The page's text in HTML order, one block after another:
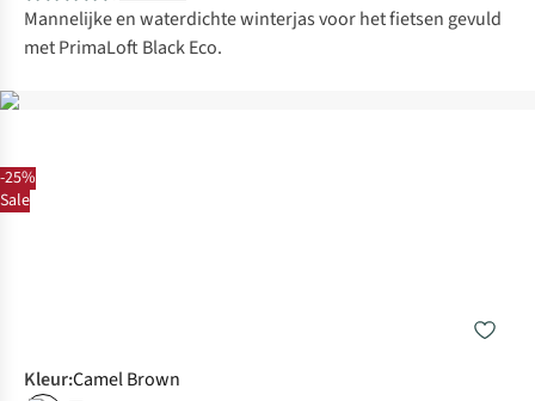
-25%
Sale
Mannelijke en waterdichte winterjas voor het fietsen gevuld
met PrimaLoft Black Eco.
Kleur:Camel Brown